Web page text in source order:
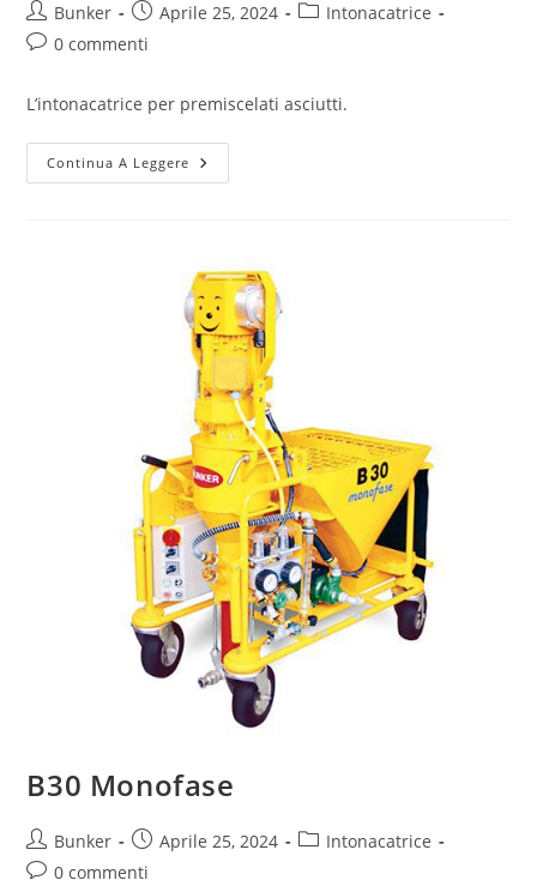
Bunker Aprile 25, 2024
Intonacatrice
0 commenti
L’intonacatrice per premiscelati asciutti.
Continua A Leggere
B30 Monofase
Bunker Aprile 25, 2024
Intonacatrice
0 commenti